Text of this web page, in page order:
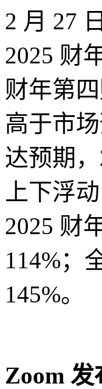
2 月 27
2025 财
财年第
高于市
达预期
上下浮
2025 财
114%；
145%。
Zoom 发